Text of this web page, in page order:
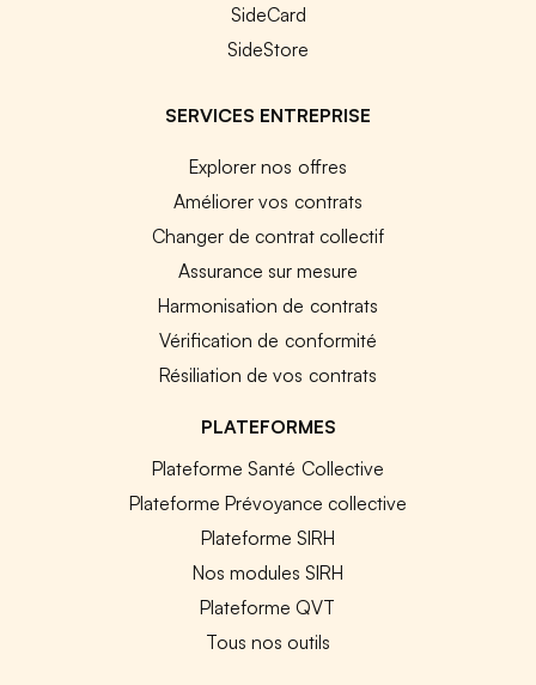
SideCard
SideStore
SERVICES ENTREPRISE
Explorer nos offres
Améliorer vos contrats
Changer de contrat collectif
Assurance sur mesure
Harmonisation de contrats
Vérification de conformité
Résiliation de vos contrats
PLATEFORMES
Plateforme Santé Collective
Plateforme Prévoyance collective
Plateforme SIRH
Nos modules SIRH
Plateforme QVT
Tous nos outils